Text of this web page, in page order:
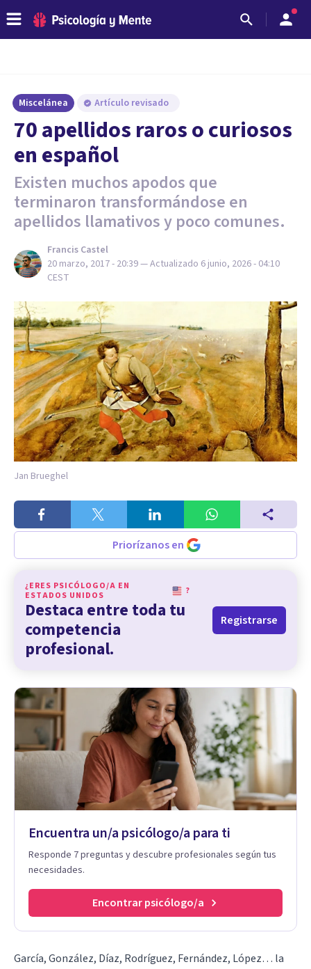
Miscelánea Artículo revisado
70 apellidos raros o curiosos
en español
Existen muchos apodos que
terminaron transformándose en
apellidos llamativos y poco comunes.
Francis Castel
20 marzo, 2017 - 20:39— Actualizado 6 junio, 2026 - 04:10
CEST
Jan Brueghel
Priorízanos en
¿ERES PSICÓLOGO/A EN
ESTADOS UNIDOS
?
Destaca entre toda tu
competencia
profesional.
Registrarse
Encuentra un/a psicólogo/a para ti
Responde 7 preguntas y descubre profesionales según tus
necesidades.
Encontrar psicólogo/a
García, González, Díaz, Rodríguez, Fernández, López… la